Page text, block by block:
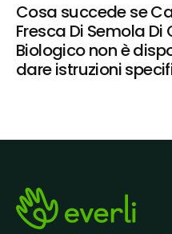
Cosa succede se
Fresca Di Semola Di
Biologico non è
dare istruzioni